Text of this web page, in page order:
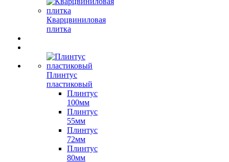
Кварцвиниловая
плитка
Плинтус
пластиковый
Плинтус
100мм
Плинтус
55мм
Плинтус
72мм
Плинтус
80мм